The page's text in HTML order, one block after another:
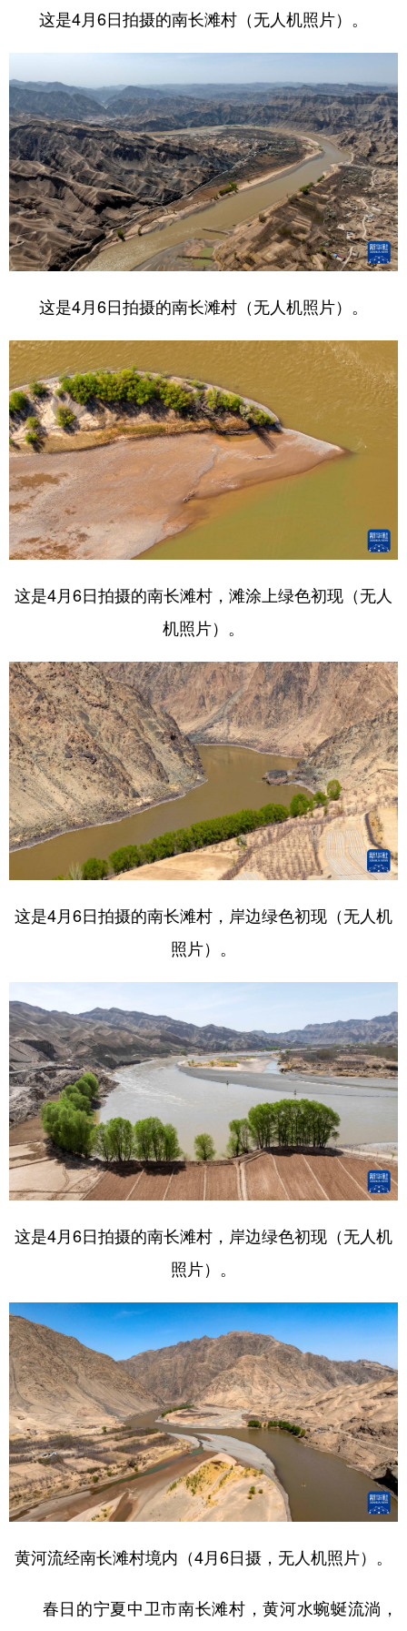
这是4月6日拍摄的南长滩村（无人机照片）。
这是4月6日拍摄的南长滩村（无人机照片）。
这是4月6日拍摄的南长滩村，滩涂上绿色初现（无人
机照片）。
这是4月6日拍摄的南长滩村，岸边绿色初现（无人机
照片）。
这是4月6日拍摄的南长滩村，岸边绿色初现（无人机
照片）。
黄河流经南长滩村境内（4月6日摄，无人机照片）。
春日的宁夏中卫市南长滩村，黄河水蜿蜒流淌，